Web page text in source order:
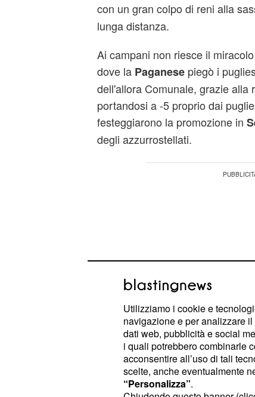
con un gran colpo di reni alla
lunga distanza.
Ai campani non riesce il
dove la Paganesepiegò i
dell'allora Comunale, grazie alla
portandosi a -5 proprio dai
festeggiarono la promozione in
degli azzurrostellati.
Per effetto del risultato
Utilizziamo i cookie e
navigazione e per analizzare
dati web, pubblicità e social
i quali potrebbero combinarle
acconsentire all’uso di tali
scelte, anche eventualmente
“Personalizza”.